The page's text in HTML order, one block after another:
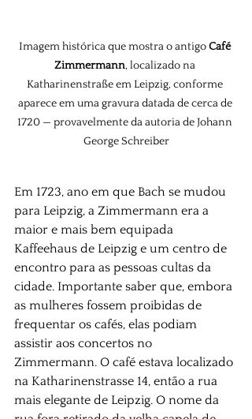
Imagem histórica que mostra o antigo Café
Zimmermann, localizado na
Katharinenstraße em Leipzig, conforme
aparece em uma gravura datada de cerca de
1720 — provavelmente da autoria de Johann
George Schreiber
Em 1723, ano em que Bach se mudou
para Leipzig, a Zimmermann era a
maior e mais bem equipada
Kaffeehaus de Leipzig e um centro de
encontro para as pessoas cultas da
cidade. Importante saber que, embora
as mulheres fossem proibidas de
frequentar os cafés, elas podiam
assistir aos concertos no
Zimmermann. O café estava localizado
na Katharinenstrasse 14, então a rua
mais elegante de Leipzig. O nome da